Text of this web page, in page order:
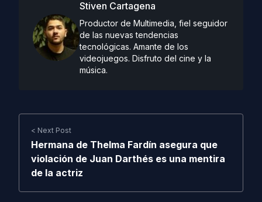
Stiven Cartagena
Productor de Multimedia, fiel seguidor
de las nuevas tendencias
tecnológicas. Amante de los
videojuegos. Disfruto del cine y la
música.
< Next Post
Hermana de Thelma Fardín asegura que
violación de Juan Darthés es una mentira
de la actriz